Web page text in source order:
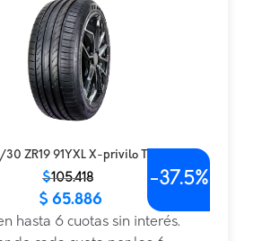
ZR19 91YXL X-privilo TX3
$105.418
$ 65.886
hasta 6 cuotas sin interés.
-37.5%